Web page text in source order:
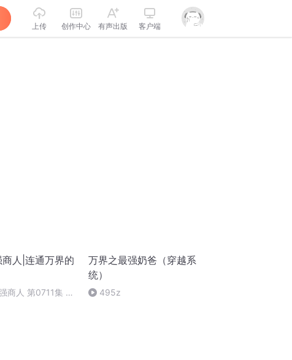
上传 创作中心 有声出版 客户端
人|连通万界的
商人 第0711集 最
万界之最强奶爸（穿越系
统）
495z